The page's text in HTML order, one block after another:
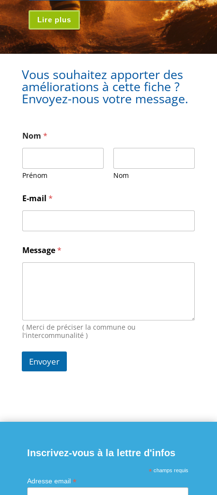
Lire plus
Vous souhaitez apporter des
améliorations à cette fiche ?
Envoyez-nous votre message.
Nom *
Prénom Nom
-
m
i
N
o
m
g
e
E-mail *
Message*
( Merci de préciser la commune ou
l'intercommunalité )
Envoyer
Inscrivez-vous à la lettre d'infos
* champs requis
Adresse email *